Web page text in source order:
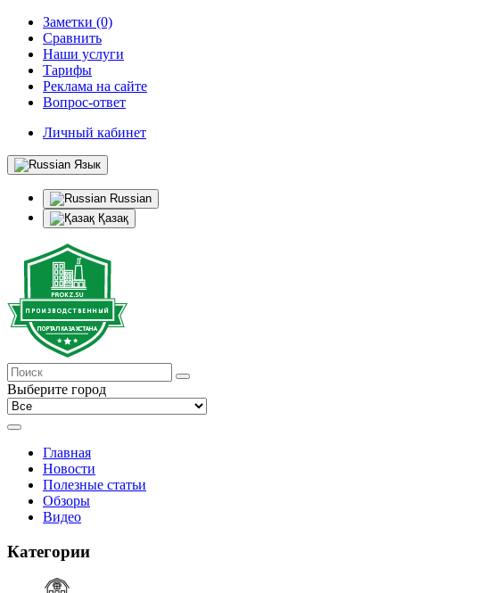
Заметки (0)
Сравнить
Наши услуги
Тарифы
Реклама на сайте
Вопрос-ответ
Личный кабинет
Язык
Russian
Қазақ
Выберите город
Главная
Новости
Полезные статьи
Обзоры
Видео
Категории